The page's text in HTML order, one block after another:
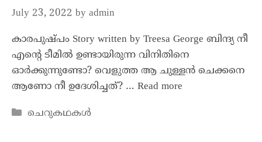
July 23, 2022 by admin
കാരപുഷ്പം Story written by Treesa George ബിന്ദ്യ നീ
എന്റെ ടീമിൽ ഉണ്ടായിരുന്ന വിനിതിനെ
ഓർക്കുന്നുണ്ടോ? വെളുത്ത ആ ചുള്ളൻ ചെക്കനെ
ആണോ നീ ഉദേശിച്ചത്‌? … Read more
ചെറുകഥകൾ